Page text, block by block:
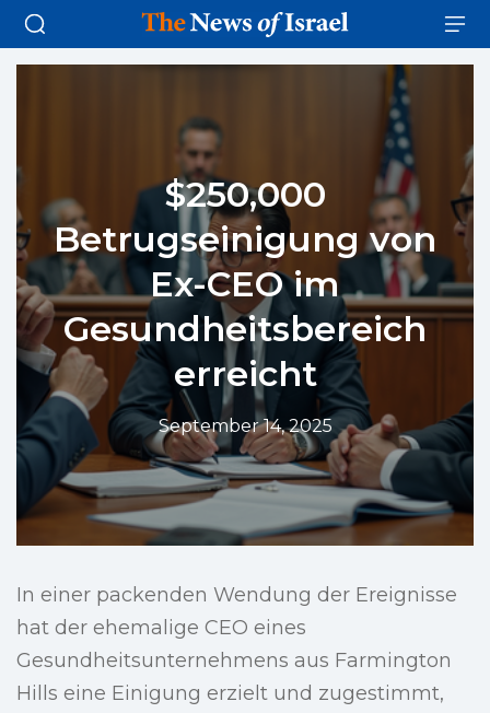
$250,000
Betrugseinigung von
Ex-CEO im
Gesundheitsbereich
erreicht
September 14, 2025
In einer packenden Wendung der Ereignisse
hat der ehemalige CEO eines
Gesundheitsunternehmens aus Farmington
Hills eine Einigung erzielt und zugestimmt,